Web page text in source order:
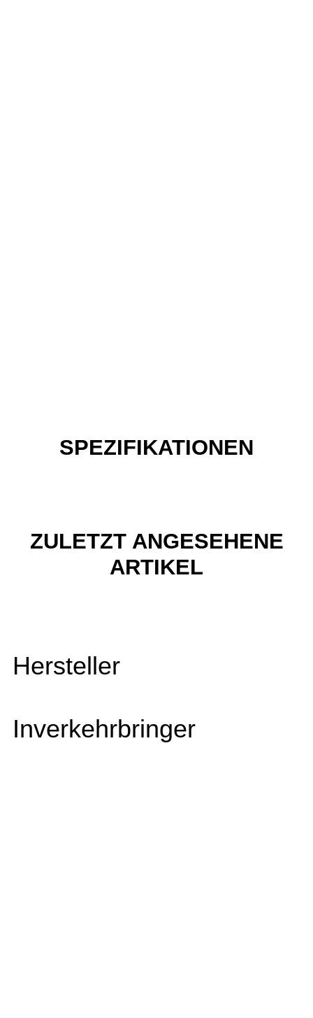
SPEZIFIKATIONEN
ZULETZT ANGESEHENE
ARTIKEL
Hersteller
Inverkehrbringer